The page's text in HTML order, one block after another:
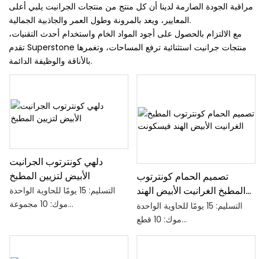
مراقبة الجودة الصارمة لدينا أن كل منتج من منتجات الجرانيت يلبي أعلى
المعايير، ويعد بالمرونة وطول العمر والجاذبية الجمالية.
مع الالتزام بالحصول على أجود المواد الخام واستخدام أحدث التقنيات،
تقدم Superstone منتجات جرانيت استثنائية ترفع المساحات، وتغمرها
بالأناقة والوظيفة الدائمة.
دلهي كونترتوب الجرانيت
الأبيض لتزيين المطبخ
التسليم: 15 يومًا للحاوية الواحدة
موك: 10 مجموعة
تصميم الحمام كونترتوب
المطبخ الغرانيت الأبيض الهند
فيسكونت
التسليم: 15 يومًا للحاوية الواحدة
موك: 10 قطع
القدرة على العرض: 500 مجموعة